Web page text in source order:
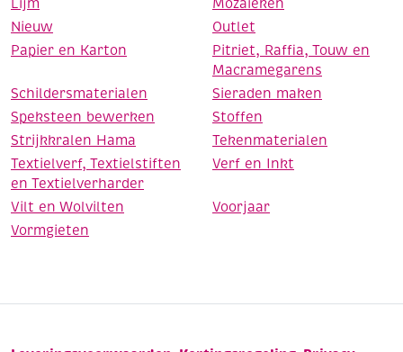
Lijm
Mozaieken
Nieuw
Outlet
Papier en Karton
Pitriet, Raffia, Touw en
Macramegarens
Schildersmaterialen
Sieraden maken
Speksteen bewerken
Stoffen
Strijkkralen Hama
Tekenmaterialen
Textielverf, Textielstiften
en Textielverharder
Verf en Inkt
Vilt en Wolvilten
Voorjaar
Vormgieten